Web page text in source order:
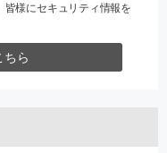
皆様にセキュリティ情報を
ちら